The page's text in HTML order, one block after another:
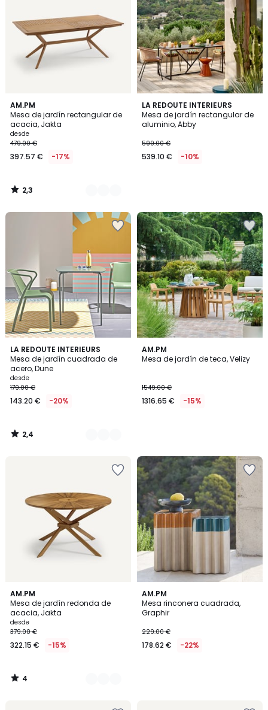
AM.PM
Mesa de jardín rectangular de
acacia, Jakta
desde
479.00 €
397.57 € -17%
2,3
/ 5
2
Colores
2,3
/
LA REDOUTE INTERIEURS
Mesa de jardín rectangular de
aluminio, Abby
599.00 €
539.10 € -10%
LA REDOUTE INTERIEURS
Mesa de jardín cuadrada de
acero, Dune
desde
179.00 €
143.20 € -20%
2,4
/ 5
2
Colores
2,4
/
AM.PM
Mesa de jardín de teca, Velizy
1549.00 €
1316.65 € -15%
AM.PM
Mesa de jardín redonda de
acacia, Jakta
desde
379.00 €
322.15 € -15%
4
/
5
2
Colores
4
/
AM.PM
Mesa rinconera cuadrada,
Graphir
229.00 €
178.62 € -22%